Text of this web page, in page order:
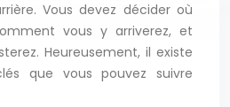
Vous devez décider où
vous y arriverez, et
Heureusement, il existe
que vous pouvez suivre